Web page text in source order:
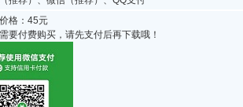
格：45元
要付费购买，请先支付后再下载哦！